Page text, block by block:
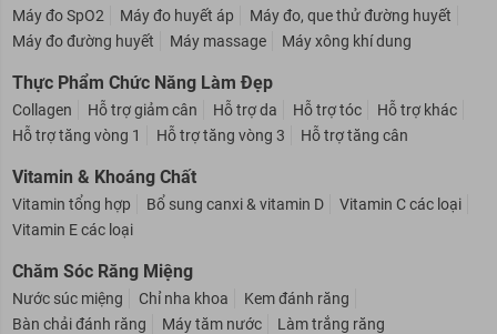
Máy đo SpO2 Máy đo huyết áp
Máy đo, que thử đường huyết
Máy đo đường huyết
Máy massage Máy xông khí dung
Thực Phẩm Chức Năng Làm Đẹp
Collagen Hỗ trợ giảm cân Hỗ trợ da Hỗ trợ tóc
Hỗ trợ khác
Hỗ trợ tăng vòng 1
Hỗ trợ tăng vòng 3 Hỗ trợ tăng cân
Vitamin & Khoáng Chất
Vitamin tổng hợp Bổ sung canxi & vitamin D
Vitamin C các loại
Vitamin E các loại
Chăm Sóc Răng Miệng
Nước súc miệng Chỉ nha khoa
Kem đánh răng
Bàn chải đánh răng
Máy tăm nước Làm trắng răng